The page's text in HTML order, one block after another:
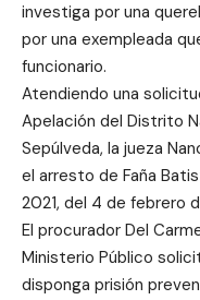
investiga por una
por una exempleada
funcionario.
Atendiendo una
Apelación del Distrito
Sepúlveda, la jueza
el arresto de Faña
2021, del 4 de febrero
El procurador Del
Ministerio Público
disponga prisión